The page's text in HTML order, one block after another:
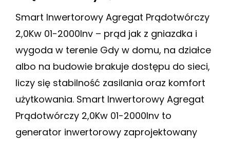
Smart Inwertorowy Agregat Prądotwórczy
2,0Kw 01-2000Inv – prąd jak z gniazdka i
wygoda w terenie Gdy w domu, na działce
albo na budowie brakuje dostępu do sieci,
liczy się stabilność zasilania oraz komfort
użytkowania. Smart Inwertorowy Agregat
Prądotwórczy 2,0Kw 01-2000Inv to
generator inwertorowy zaprojektowany